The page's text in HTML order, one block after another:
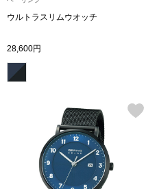
ウルトラスリムウオッチ
28,600円